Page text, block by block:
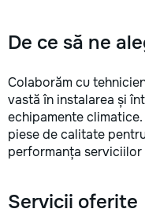
De ce să ne
Colaborăm cu
vastă în instalarea și
echipamente
piese de calitate
performanța serviciilor
Servicii oferite